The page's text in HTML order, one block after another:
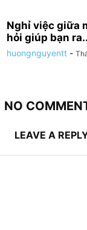
Nghỉ việc giữa
hỏi giúp bạn
huongnguyentt -
NO
LEAVE A